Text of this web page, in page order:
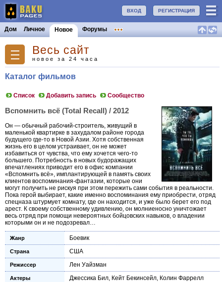
РЕГИСТРАЦИЯ
ВХОД
Дом Личное Новое Форумы
Весь сайт
новое за 24 часа
Каталог фильмов
Список Добавить запись Сообщество
Вспомнить всё (Total Recall) / 2012
Он — обычный рабочий-строитель, живущий в
маленькой квартирке в захудалом районе города
будущего где-то в Новой Азии. Хотя собственная
жизнь его в целом устраивает, он не может
избавиться от чувства, что ему хочется чего-то
большего. Потребность в новых будоражащих
впечатлениях приводит его в офис компании
«Вспомнить всё», имплантирующей в память своих
клиентов воспоминания-фантазии, которые они
могут получить не рискуя при этом пережить сами события в реальности.
Пока герой выбирает, какие именно воспоминания ему приобрести, отряд
спецназа штурмует комнату, где он находится, и уже было берет его под
арест. К своему собственному удивлению, он молниеносно уничтожает
весь отряд при помощи невероятных бойцовских навыков, о владении
которыми он и не подозревал…
Жанр Боевик
Страна США
Режиссер Лен Уайзман
Актеры Джессика Бил, Кейт Бекинсейл, Колин Фаррелл